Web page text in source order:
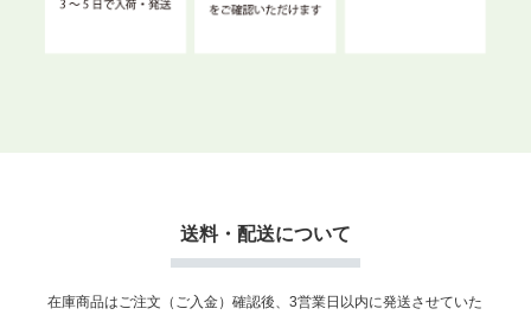
送料・配送について
在庫商品はご注文（ご入金）確認後、3営業日以内に発送させていた